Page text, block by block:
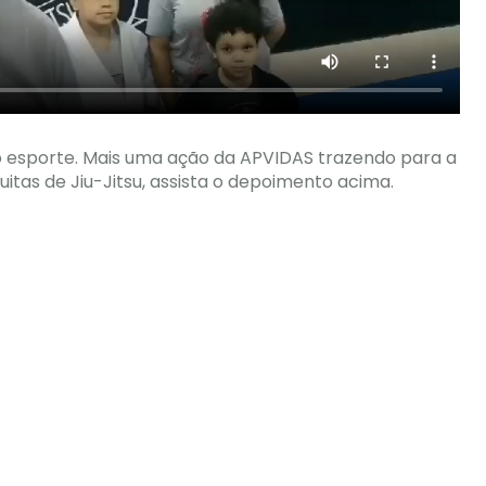
Mais uma ação da APVIDAS trazendo para a
de Jiu-Jitsu, assista o depoimento acima.